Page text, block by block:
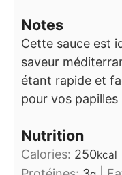
Notes
Cette sauce est
saveur
étant rapide et
pour vos papilles
Nutrition
Calories: 250kcal